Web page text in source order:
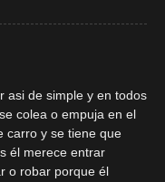
asi de simple y en todos
colea o empuja en el
carro y se tiene que
él merece entrar
o robar porque él